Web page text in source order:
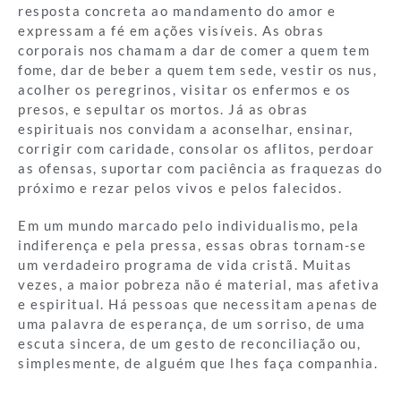
resposta concreta ao mandamento do amor e
expressam a fé em ações visíveis. As obras
corporais nos chamam a dar de comer a quem tem
fome, dar de beber a quem tem sede, vestir os nus,
acolher os peregrinos, visitar os enfermos e os
presos, e sepultar os mortos. Já as obras
espirituais nos convidam a aconselhar, ensinar,
corrigir com caridade, consolar os aflitos, perdoar
as ofensas, suportar com paciência as fraquezas do
próximo e rezar pelos vivos e pelos falecidos.
Em um mundo marcado pelo individualismo, pela
indiferença e pela pressa, essas obras tornam-se
um verdadeiro programa de vida cristã. Muitas
vezes, a maior pobreza não é material, mas afetiva
e espiritual. Há pessoas que necessitam apenas de
uma palavra de esperança, de um sorriso, de uma
escuta sincera, de um gesto de reconciliação ou,
simplesmente, de alguém que lhes faça companhia.